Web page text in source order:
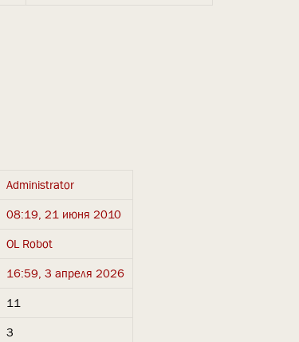
Administrator
08:19, 21 июня 2010
OL Robot
16:59, 3 апреля 2026
11
3